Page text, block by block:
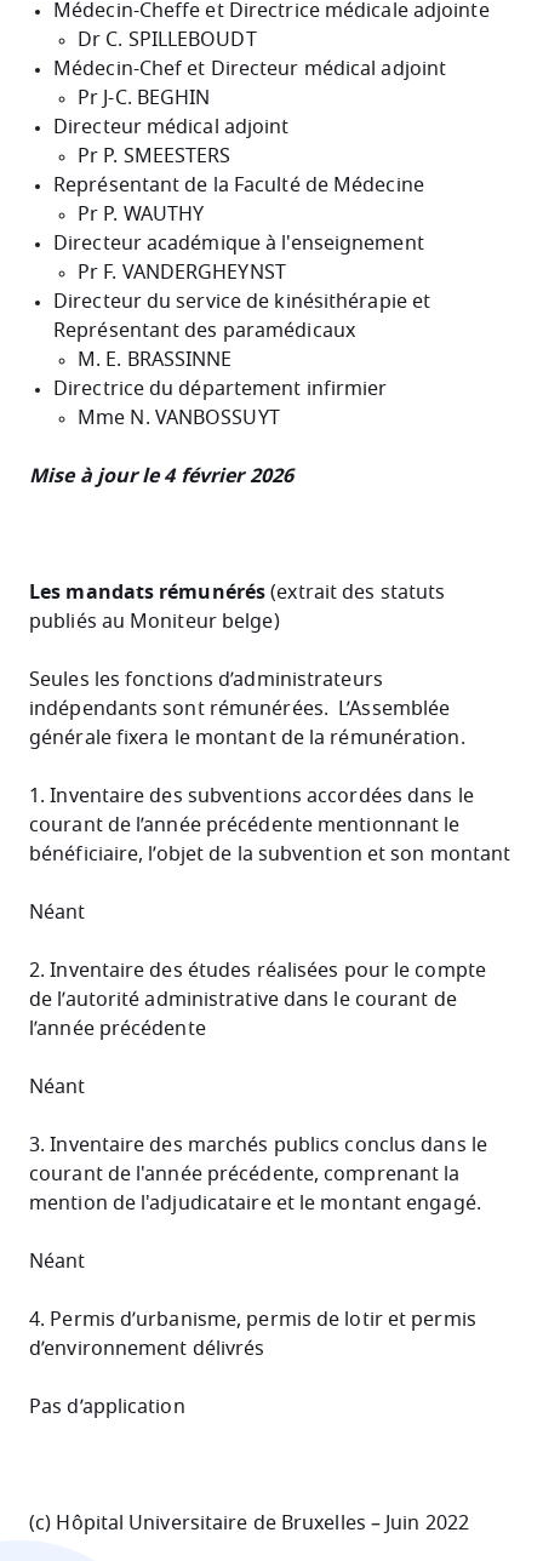
Médecin-Cheffe et Directrice médicale adjointe
Dr C. SPILLEBOUDT
Médecin-Chef et Directeur médical adjoint
Pr J-C. BEGHIN
Directeur médical adjoint
Pr P. SMEESTERS
Représentant de la Faculté de Médecine
Pr P. WAUTHY
Directeur académique à l'enseignement
Pr F. VANDERGHEYNST
Directeur du service de kinésithérapie et
Représentant des paramédicaux
M. E. BRASSINNE
Directrice du département infirmier
Mme N. VANBOSSUYT
Mise à jour le 4 février 2026
Les mandats rémunérés (extrait des statuts
publiés au Moniteur belge)
Seules les fonctions d’administrateurs
indépendants sont rémunérées. L’Assemblée
générale fixera le montant de la rémunération.
1. Inventaire des subventions accordées dans le
courant de l’année précédente mentionnant le
bénéficiaire, l’objet de la subvention et son montant
Néant
2. Inventaire des études réalisées pour le compte
de l’autorité administrative dans le courant de
l’année précédente
Néant
3. Inventaire des marchés publics conclus dans le
courant de l'année précédente, comprenant la
mention de l'adjudicataire et le montant engagé.
Néant
4. Permis d’urbanisme, permis de lotir et permis
d’environnement délivrés
Pas d’application
(c) Hôpital Universitaire de Bruxelles – Juin 2022